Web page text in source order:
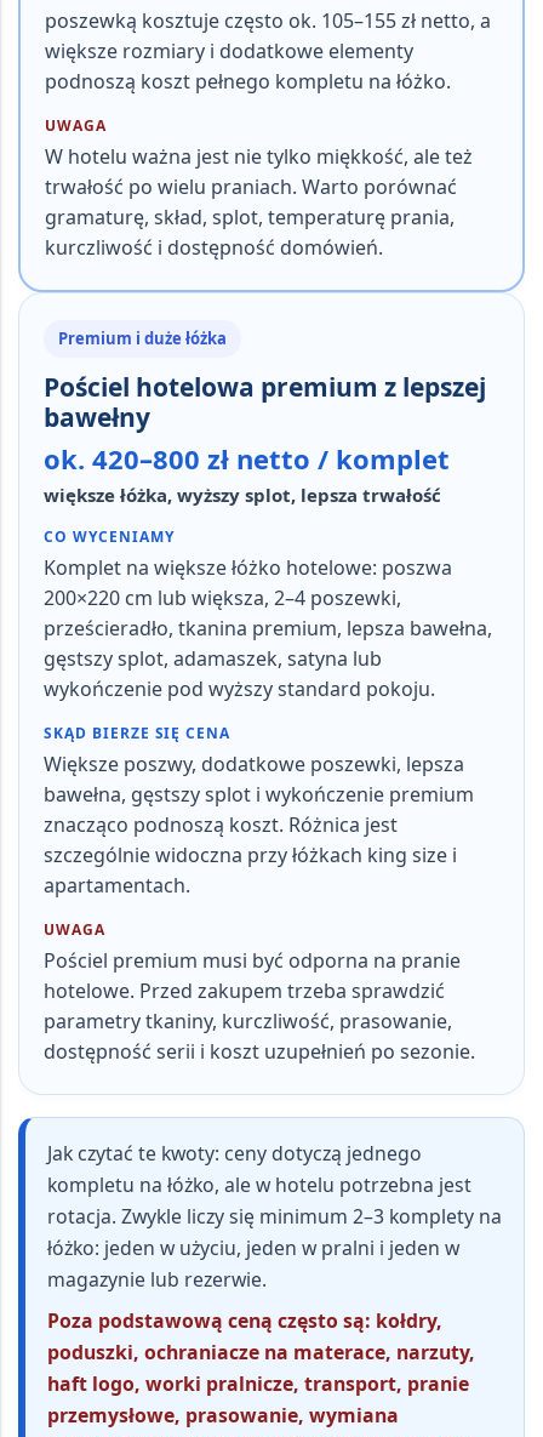
poszewką kosztuje często ok. 105–155 zł netto, a
większe rozmiary i dodatkowe elementy
podnoszą koszt pełnego kompletu na łóżko.
UWAGA
W hotelu ważna jest nie tylko miękkość, ale też
trwałość po wielu praniach. Warto porównać
gramaturę, skład, splot, temperaturę prania,
kurczliwość i dostępność domówień.
Premium i duże łóżka
Pościel hotelowa premium z lepszej
bawełny
ok. 420–800 zł netto / komplet
większe łóżka, wyższy splot, lepsza trwałość
CO WYCENIAMY
Komplet na większe łóżko hotelowe: poszwa
200×220 cm lub większa, 2–4 poszewki,
prześcieradło, tkanina premium, lepsza bawełna,
gęstszy splot, adamaszek, satyna lub
wykończenie pod wyższy standard pokoju.
SKĄD BIERZE SIĘ CENA
Większe poszwy, dodatkowe poszewki, lepsza
bawełna, gęstszy splot i wykończenie premium
znacząco podnoszą koszt. Różnica jest
szczególnie widoczna przy łóżkach king size i
apartamentach.
UWAGA
Pościel premium musi być odporna na pranie
hotelowe. Przed zakupem trzeba sprawdzić
parametry tkaniny, kurczliwość, prasowanie,
dostępność serii i koszt uzupełnień po sezonie.
Jak czytać te kwoty: ceny dotyczą jednego
kompletu na łóżko, ale w hotelu potrzebna jest
rotacja. Zwykle liczy się minimum 2–3 komplety na
łóżko: jeden w użyciu, jeden w pralni i jeden w
magazynie lub rezerwie.
Poza podstawową ceną często są: kołdry,
poduszki, ochraniacze na materace, narzuty,
haft logo, worki pralnicze, transport, pranie
przemysłowe, prasowanie, wymiana